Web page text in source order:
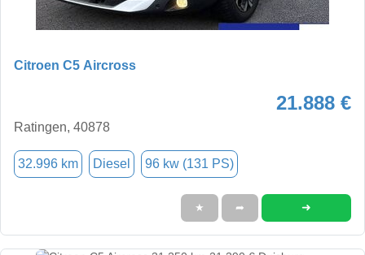
Citroen C5 Aircross
21.888 €
Ratingen, 40878
32.996 km Diesel 96 kw (131 PS)
★ ➦ ➜